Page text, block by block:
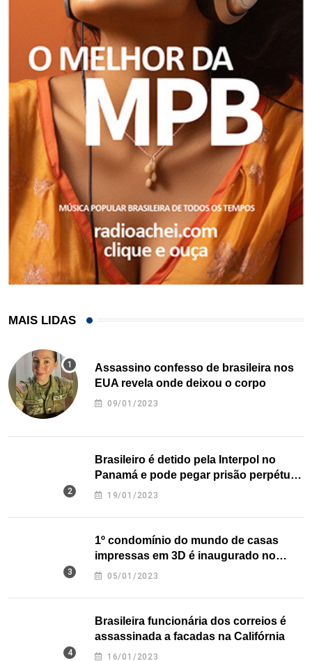
MAIS LIDAS
Assassino confesso de brasileira nos
EUA revela onde deixou o corpo
09/01/2023
Brasileiro é detido pela Interpol no
Panamá e pode pegar prisão perpétua
nos EUA
19/01/2023
1º condomínio do mundo de casas
impressas em 3D é inaugurado no
Texas
05/01/2023
Brasileira funcionária dos correios é
assassinada a facadas na Califórnia
16/01/2023